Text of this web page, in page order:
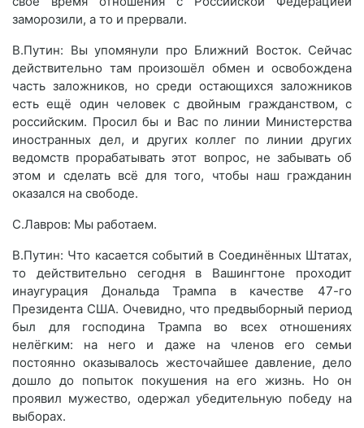
заморозили, а то и прервали.
В.Путин: Вы упомянули про Ближний Восток. Сейчас
действительно там произошёл обмен и освобождена
часть заложников, но среди остающихся заложников
есть ещё один человек с двойным гражданством, с
российским. Просил бы и Вас по линии Министерства
иностранных дел, и других коллег по линии других
ведомств прорабатывать этот вопрос, не забывать об
этом и сделать всё для того, чтобы наш гражданин
оказался на свободе.
С.Лавров: Мы работаем.
В.Путин: Что касается событий в Соединённых Штатах,
то действительно сегодня в Вашингтоне проходит
инаугурация Дональда Трампа в качестве 47-го
Президента США. Очевидно, что предвыборный период
был для господина Трампа во всех отношениях
нелёгким: на него и даже на членов его семьи
постоянно оказывалось жесточайшее давление, дело
дошло до попыток покушения на его жизнь. Но он
проявил мужество, одержал убедительную победу на
выборах.